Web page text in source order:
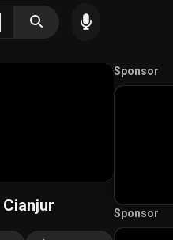
Sponsor
Sponsor